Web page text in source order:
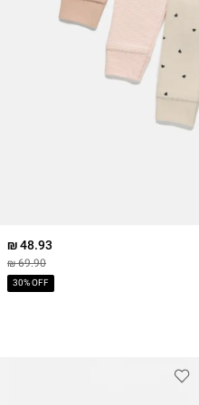
48.93 ₪
69.90 ₪
30% OFF